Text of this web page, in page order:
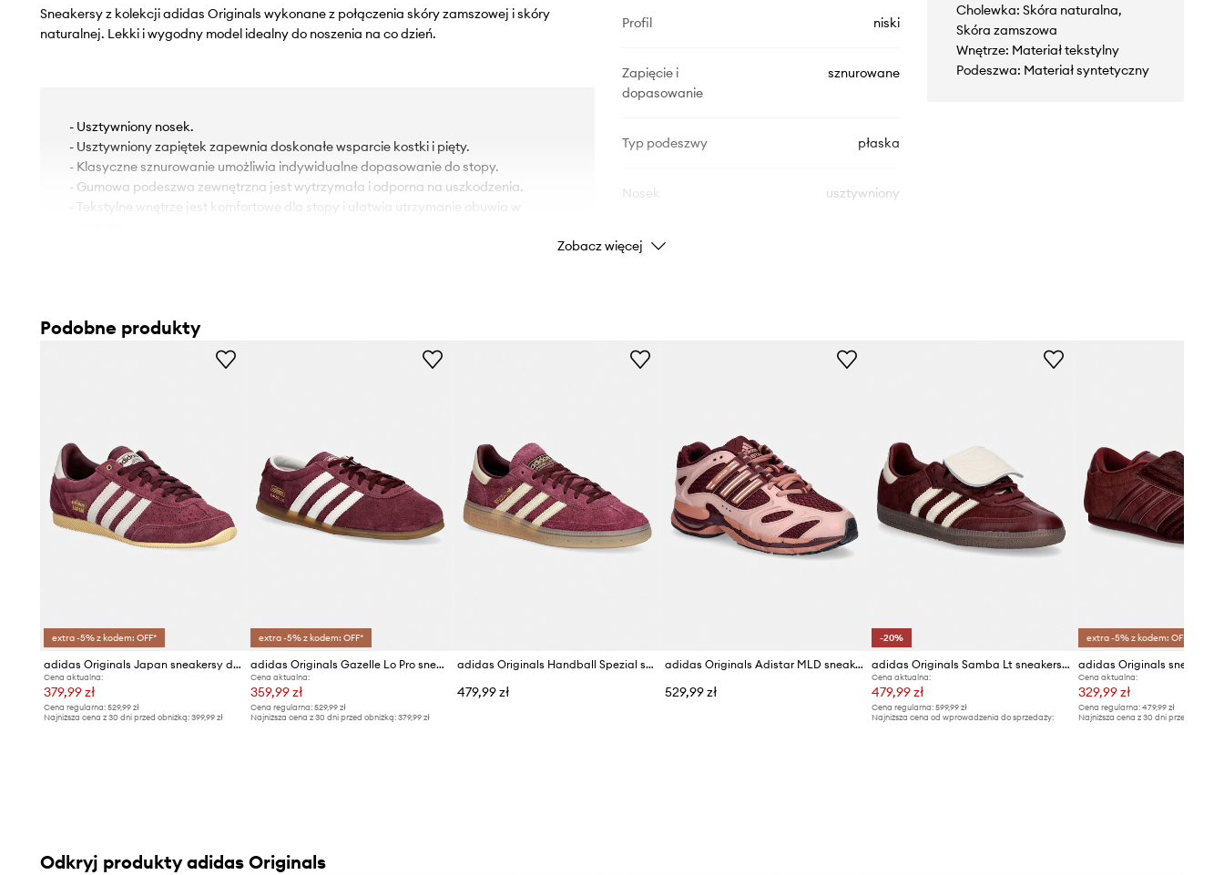
Sneakersy z kolekcji adidas Originals wykonane z połączenia skóry zamszowej i skóry
naturalnej. Lekki i wygodny model idealny do noszenia na co dzień.
- Usztywniony nosek.
- Usztywniony zapiętek zapewnia doskonałe wsparcie kostki i pięty.
- Klasyczne sznurowanie umożliwia indywidualne dopasowanie do stopy.
- Gumowa podeszwa zewnętrzna jest wytrzymała i odporna na uszkodzenia.
- Tekstylne wnętrze jest komfortowe dla stopy i ułatwia utrzymanie obuwia w
Profil niski
Zapięcie i
dopasowanie
sznurowane
Typ podeszwy płaska
Nosek usztywniony
Kolor bordowy
Producent
ID Produktu
Cholewka: Skóra naturalna,
Skóra zamszowa
Wnętrze: Materiał tekstylny
Podeszwa: Materiał syntetyczny
Zobacz więcej
Podobne produkty
extra -5% z kodem: OFF*
adidas Originals Japan sneakersy damskie zamszowe
Cena aktualna:
379,99 zł
Cena regularna: 529,99 zł
Najniższa cena z 30 dni przed obniżką: 399,99 zł
extra -5% z kodem: OFF*
adidas Originals Gazelle Lo Pro sneakersy damskie
Cena aktualna:
359,99 zł
Cena regularna:529,99 zł
Najniższa cena z 30 dni przed obniżką:379,99 zł
adidas Originals Handball Spezial sneakersy damskie zamszowe
479,99 zł
adidas Originals Adistar MLD sneakersy damskie
529,99 zł
-20%
adidas Originals Samba Lt sneakersy damskie skórzane
Cena aktualna:
479,99 zł
Cena regularna:599,99 zł
Najniższa cena od wprowadzenia do sprzedaży:
extra -5% z kodem: OFF*
Cena aktualna:
329,99 zł
Cena regularna: 479,99 zł
Najniższa cena z 30 dni przed obniżką:
Odkryj produkty adidas Originals